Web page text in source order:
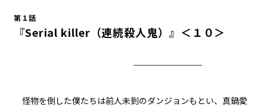
『Serial killer（連続殺人鬼）』
＜３＞
第１話
『Serial killer（連続殺人鬼）』＜１０＞
怪物を倒した僕たちは前人未到のダンジョン――もとい、真鍋愛